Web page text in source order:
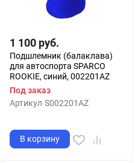
1 100 руб.
Подшлемник (балаклава)
для автоспорта SPARCO
ROOKIE, синий, 002201AZ
Под заказ
Артикул S002201AZ
В корзину